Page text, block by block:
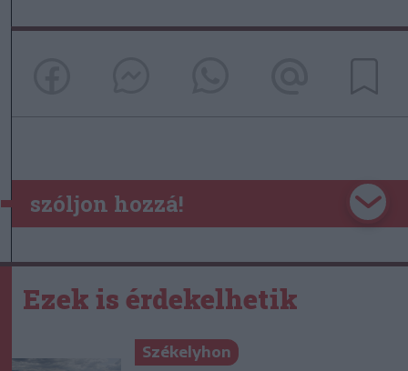
szóljon hozzá!
Ezek is érdekelhetik
Székelyhon